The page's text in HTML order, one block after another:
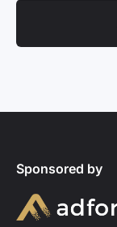
Sponsored by